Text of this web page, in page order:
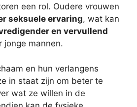
een rol. Oudere vrouwen
seksuele ervaring, wat kan
en vervullend
jonge mannen.
en hun verlangens
in staat zijn om beter te
wat ze willen in de